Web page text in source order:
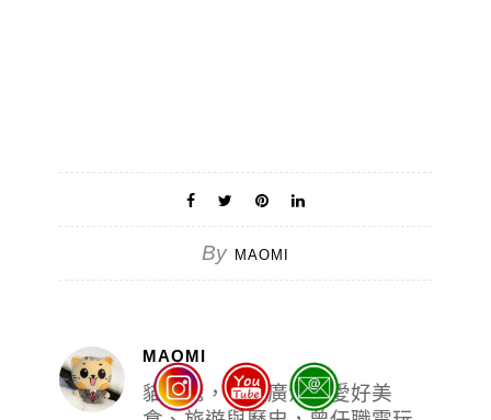
By MAOMI
MAOMI
貓大爺，興趣廣泛，愛好美